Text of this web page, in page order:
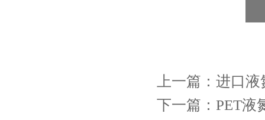
上一篇： 进口液
下一篇： PET液